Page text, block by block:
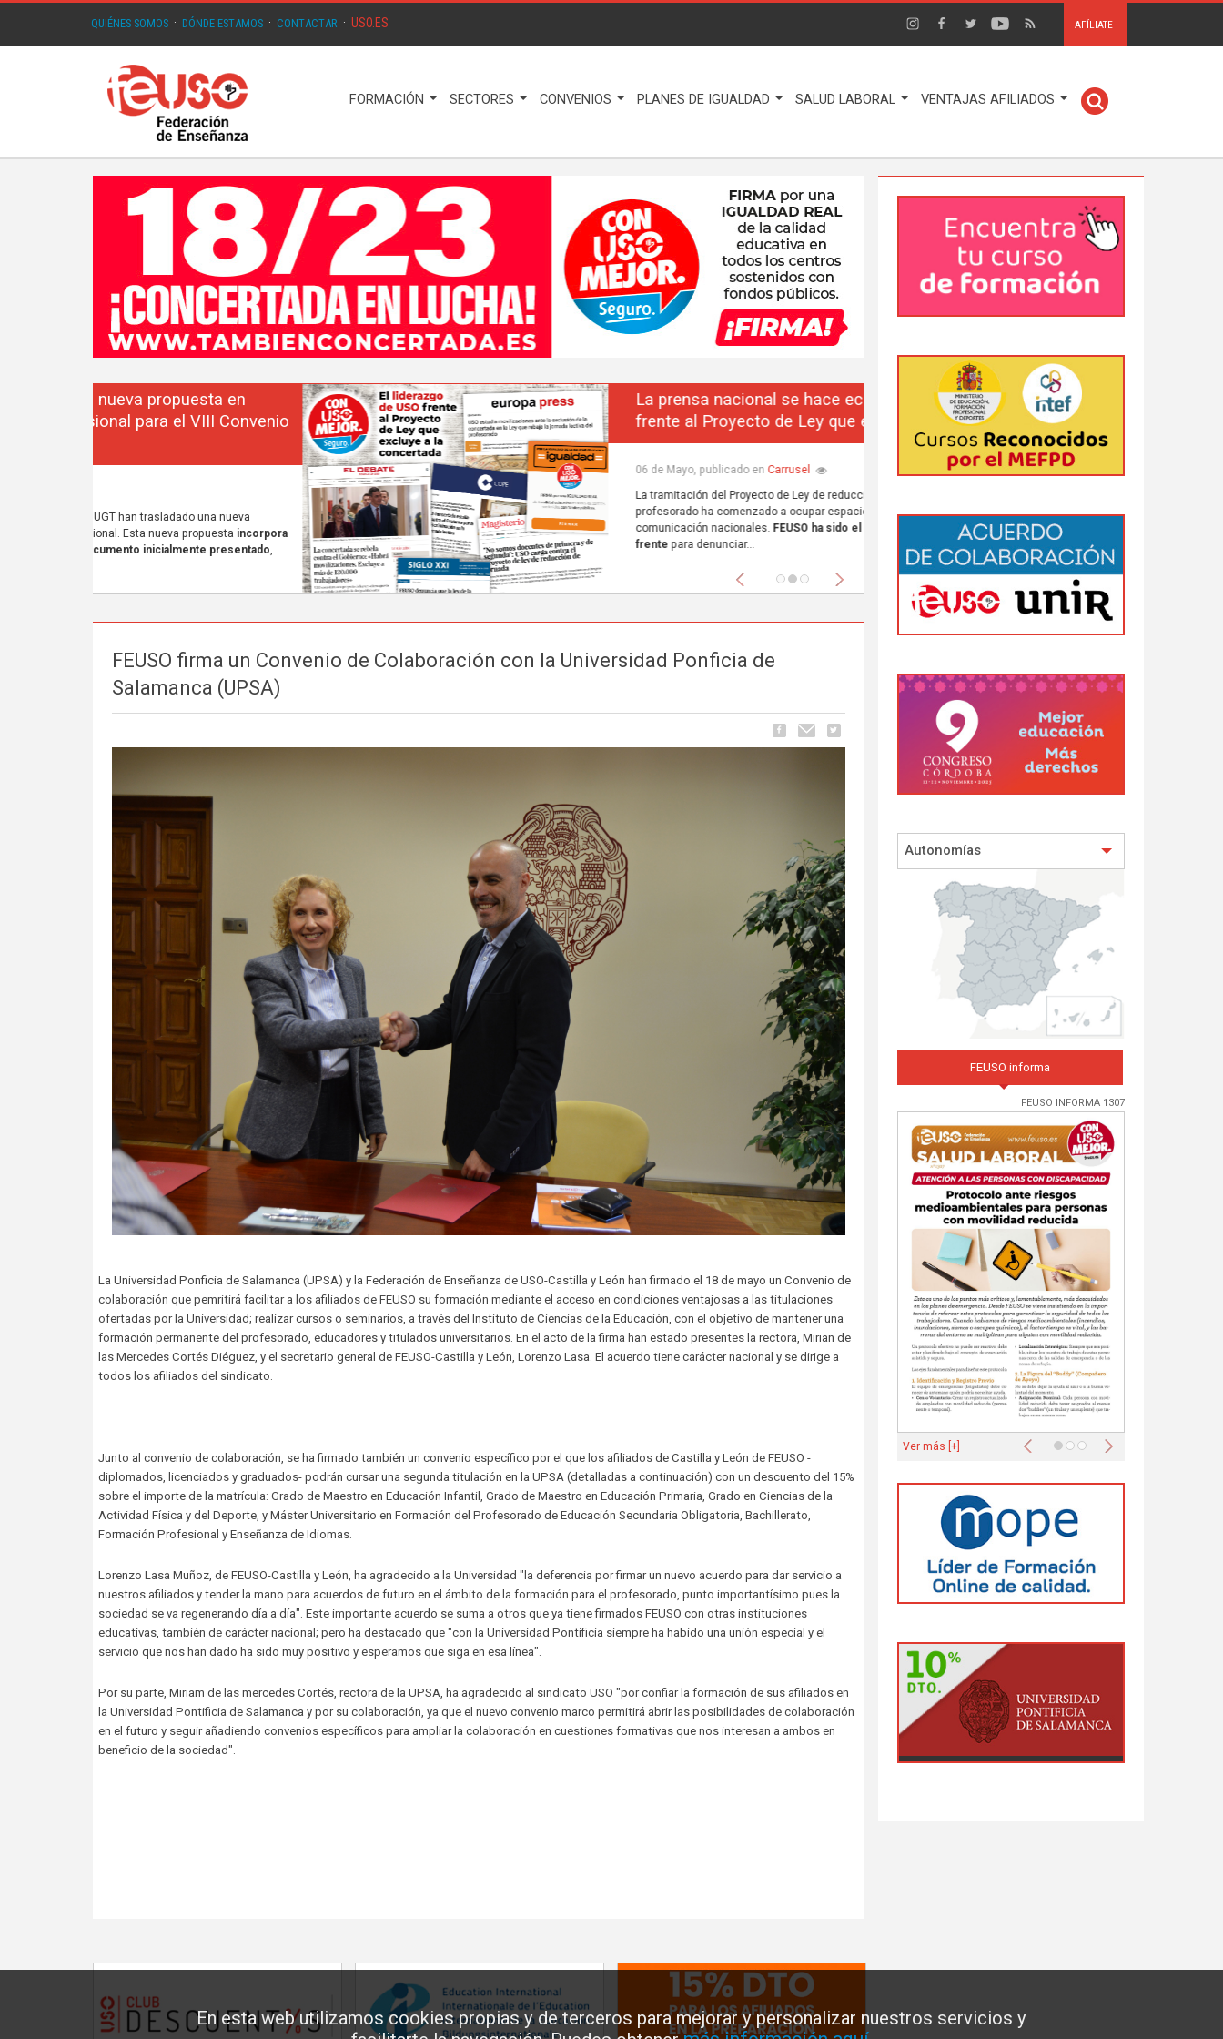
En esta web utilizamos cookies propias y de terceros para mejorar y personalizar nuestros servicios y
QUIÉNES SOMOS · DÓNDE ESTAMOS · CONTACTAR · USO.ES AFÍLIATE
FORMACIÓN SECTORES CONVENIOS PLANES DE IGUALDAD SALUD LABORAL VENTAJAS AFILIADOS
La prensa nacional se hace eco del liderazgo de FEUSO
frente al Proyecto de Ley que excluye a la concertada
06 de Mayo, publicado enCarrusel
La tramitación del Proyecto de Ley de reducción de la jornada lectiva del
profesorado ha comenzado a ocupar espacio en los principales medios de
comunicación nacionales.FEUSO ha sido el primer sindicato en dar un paso al
frentepara denunciar...
Anterior Siguiente
FEUSO firma un Convenio de Colaboración con la Universidad Ponficia de
Salamanca (UPSA)
La Universidad Ponficia de Salamanca (UPSA) y la Federación de Enseñanza de USO-Castilla y León han firmado el 18 de mayo un Convenio de
colaboración que pemritirá facilitar a los afiliados de FEUSO su formación mediante el acceso en condiciones ventajosas a las titulaciones
ofertadas por la Universidad; realizar cursos o seminarios, a través del Instituto de Ciencias de la Educación, con el objetivo de mantener una
formación permanente del profesorado, educadores y titulados universitarios. En el acto de la firma han estado presentes la rectora, Mirian de
las Mercedes Cortés Diéguez, y el secretario general de FEUSO-Castilla y León, Lorenzo Lasa. El acuerdo tiene carácter nacional y se dirige a
todos los afiliados del sindicato.
Junto al convenio de colaboración, se ha firmado también un convenio específico por el que los afiliados de Castilla y León de FEUSO -
diplomados, licenciados y graduados- podrán cursar una segunda titulación en la UPSA (detalladas a continuación) con un descuento del 15%
sobre el importe de la matrícula: Grado de Maestro en Educación Infantil, Grado de Maestro en Educación Primaria, Grado en Ciencias de la
Actividad Física y del Deporte, y Máster Universitario en Formación del Profesorado de Educación Secundaria Obligatoria, Bachillerato,
Formación Profesional y Enseñanza de Idiomas.
Lorenzo Lasa Muñoz, de FEUSO-Castilla y León, ha agradecido a la Universidad "la deferencia por firmar un nuevo acuerdo para dar servicio a
nuestros afiliados y tender la mano para acuerdos de futuro en el ámbito de la formación para el profesorado, punto importantísimo pues la
sociedad se va regenerando día a día". Este importante acuerdo se suma a otros que ya tiene firmados FEUSO con otras instituciones
educativas, también de carácter nacional; pero ha destacado que "con la Universidad Pontificia siempre ha habido una unión especial y el
servicio que nos han dado ha sido muy positivo y esperamos que siga en esa línea".
Por su parte, Miriam de las mercedes Cortés, rectora de la UPSA, ha agradecido al sindicato USO "por confiar la formación de sus afiliados en
la Universidad Pontificia de Salamanca y por su colaboración, ya que el nuevo convenio marco permitirá abrir las posibilidades de colaboración
en el futuro y seguir añadiendo convenios específicos para ampliar la colaboración en cuestiones formativas que nos interesan a ambos en
beneficio de la sociedad".
Autonomías
FEUSO informa
FEUSO INFORMA 1307
Anterior Siguiente
Ver más [+]